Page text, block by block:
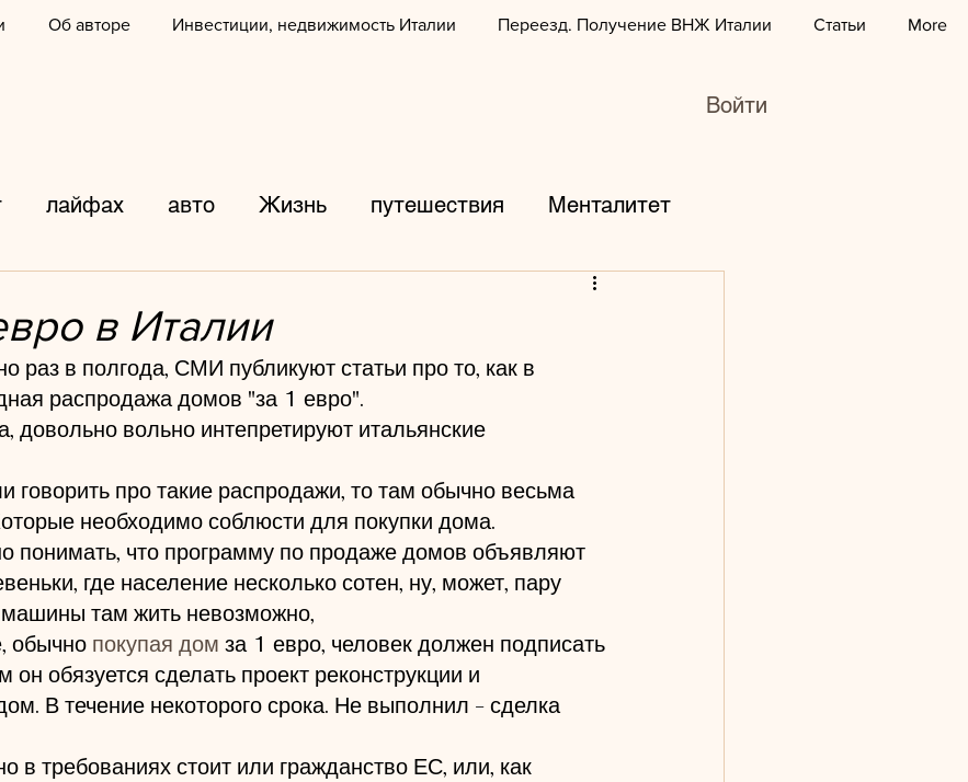
Войти
лайфах авто Жизнь путешествия Менталитет
дети
дороги происшествия Танцы образование
di soggiorno
в Италии
раз в полгода, СМИ публикуют статьи про то, как в
распродажа домов "за 1 евро".
довольно вольно интепретируют итальянские
говорить про такие распродажи, то там обычно весьма
необходимо соблюсти для покупки дома.
понимать, что программу по продаже домов объявляют
где население несколько сотен, ну, может, пару
машины там жить невозможно,
обычно покупая дом за 1 евро, человек должен подписать
он обязуется сделать проект реконструкции и
В течение некоторого срока. Не выполнил - сделка
в требованиях стоит или гражданство ЕС, или, как
Об авторе Инвестиции, недвижимость Италии Переезд. Получение ВНЖ Италии Статьи More